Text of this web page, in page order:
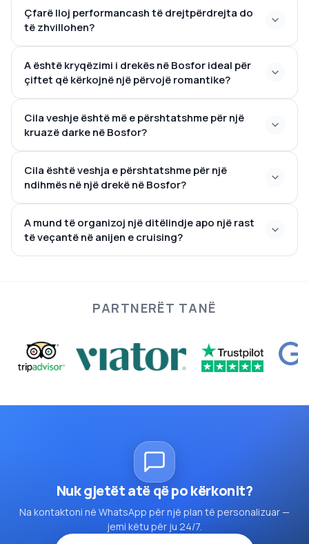
20:30 deri në 23:30.
Çfarë lloj performancash të drejtpërdrejta do
të zhvillohen?
Balletin e barkut,
rutinat tradicionale të vallëzimit turk, aktin e
dervishit që rrotullohet,vallëzimin
muzikë nga
një DJ Anëtarët e audiencës shpesh inkurajohen të
bashkohen në festën e vallëzimit
A është kryqëzimi i drekës në Bosfor ideal për
çiftet që kërkojnë një përvojë romantike?
Cila veshje është më e përshtatshme për një
kruazë darke në Bosfor?
Cila është veshja e përshtatshme për një
ndihmës në një drekë në Bosfor?
A mund të organizoj një ditëlindje apo një rast
të veçantë në anijen e cruising?
PARTNERËT TANË
Nuk gjetët atë që po kërkonit?
Na kontaktoni në WhatsApp për një plan të personalizuar —
jemi këtu për ju 24/7.